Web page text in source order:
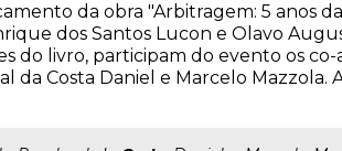
da obra "Arbitragem: 5 anos da
dos Santos Lucon e Olavo
do livro, participam do evento os
da Costa Daniel e Marcelo Mazzola.